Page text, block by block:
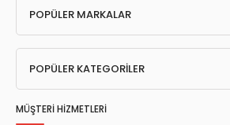
POPÜLER MARKALAR
POPÜLER KATEGORİLER
MÜŞTERİ HİZMETLERİ